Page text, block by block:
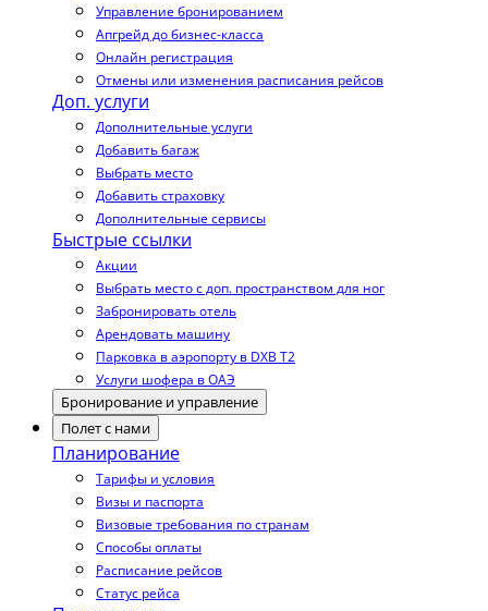
Управление бронированием
Апгрейд до бизнес-класса
Онлайн регистрация
Отмены или изменения расписания рейсов
Доп. услуги
Дополнительные услуги
Добавить багаж
Выбрать место
Добавить страховку
Дополнительные сервисы
Быстрые ссылки
Акции
Выбрать место с доп. пространством для ног
Забронировать отель
Арендовать машину
Парковка в аэропорту в DXB T2
Услуги шофера в ОАЭ
Бронирование и управление
Полет с нами
Планирование
Тарифы и условия
Визы и паспорта
Визовые требования по странам
Способы оплаты
Расписание рейсов
Статус рейса